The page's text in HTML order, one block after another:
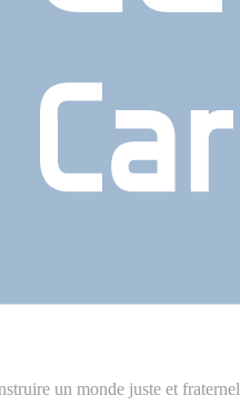
un monde juste et fraternel